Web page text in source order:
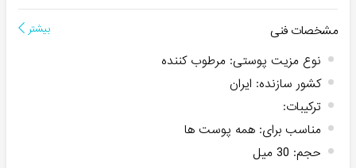
مشخصات فنی بیشتر
نوع مزیت پوستی: مرطوب کننده
کشور سازنده: ایران
ترکیبات:
مناسب برای: همه پوست ها
حجم: 30 میل